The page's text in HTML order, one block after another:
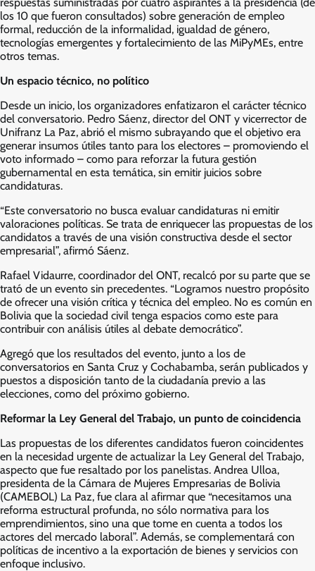
los 10 que fueron consultados) sobre generación de empleo
formal, reducción de la informalidad, igualdad de género,
tecnologías emergentes y fortalecimiento de las MiPyMEs, entre
otros temas.
Un espacio técnico, no político
Desde un inicio, los organizadores enfatizaron el carácter técnico
del conversatorio. Pedro Sáenz, director del ONT y vicerrector de
Unifranz La Paz, abrió el mismo subrayando que el objetivo era
generar insumos útiles tanto para los electores – promoviendo el
voto informado – como para reforzar la futura gestión
gubernamental en esta temática, sin emitir juicios sobre
candidaturas.
“Este conversatorio no busca evaluar candidaturas ni emitir
valoraciones políticas. Se trata de enriquecer las propuestas de los
candidatos a través de una visión constructiva desde el sector
empresarial”, afirmó Sáenz.
Rafael Vidaurre, coordinador del ONT, recalcó por su parte que se
trató de un evento sin precedentes. “Logramos nuestro propósito
de ofrecer una visión crítica y técnica del empleo. No es común en
Bolivia que la sociedad civil tenga espacios como este para
contribuir con análisis útiles al debate democrático”.
Agregó que los resultados del evento, junto a los de
conversatorios en Santa Cruz y Cochabamba, serán publicados y
puestos a disposición tanto de la ciudadanía previo a las
elecciones, como del próximo gobierno.
Reformar la Ley General del Trabajo, un punto de coincidencia
Las propuestas de los diferentes candidatos fueron coincidentes
en la necesidad urgente de actualizar la Ley General del Trabajo,
aspecto que fue resaltado por los panelistas. Andrea Ulloa,
presidenta de la Cámara de Mujeres Empresarias de Bolivia
(CAMEBOL) La Paz, fue clara al afirmar que “necesitamos una
reforma estructural profunda, no sólo normativa para los
emprendimientos, sino una que tome en cuenta a todos los
actores del mercado laboral”. Además, se complementará con
políticas de incentivo a la exportación de bienes y servicios con
enfoque inclusivo.